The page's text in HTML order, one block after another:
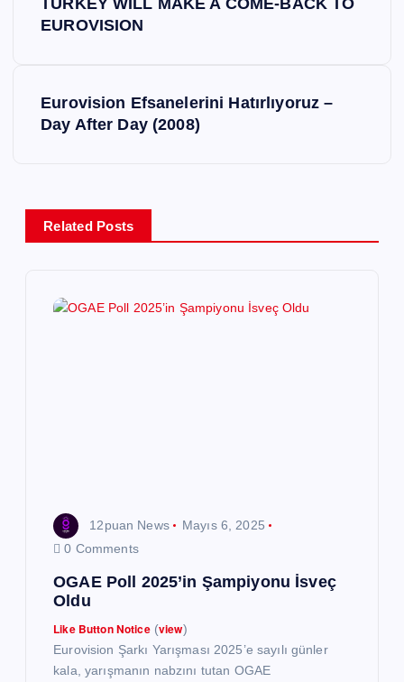
e
z
TURKEY WILL MAKE A COME-BACK TO
EUROVISION
Eurovision Efsanelerini Hatırlıyoruz –
Day After Day (2008)
Related Posts
12puan News
Mayıs 6, 2025
0 Comments
OGAE Poll 2025’in Şampiyonu İsveç
Oldu
Like Button Notice(view)
Eurovision Şarkı Yarışması 2025’e sayılı günler
kala, yarışmanın nabzını tutan OGAE